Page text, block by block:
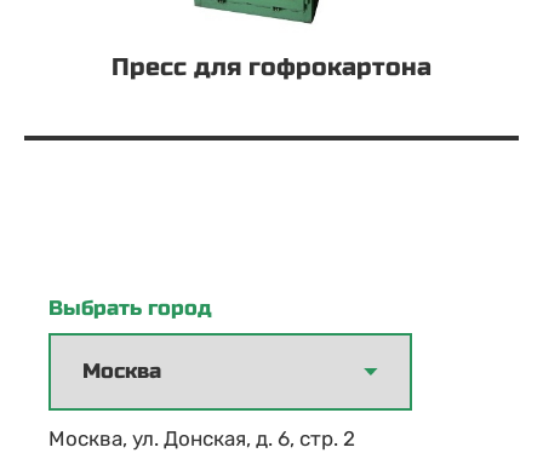
Пресс для гофрокартона
Выбрать город
Москва, ул. Донская, д. 6, стр. 2